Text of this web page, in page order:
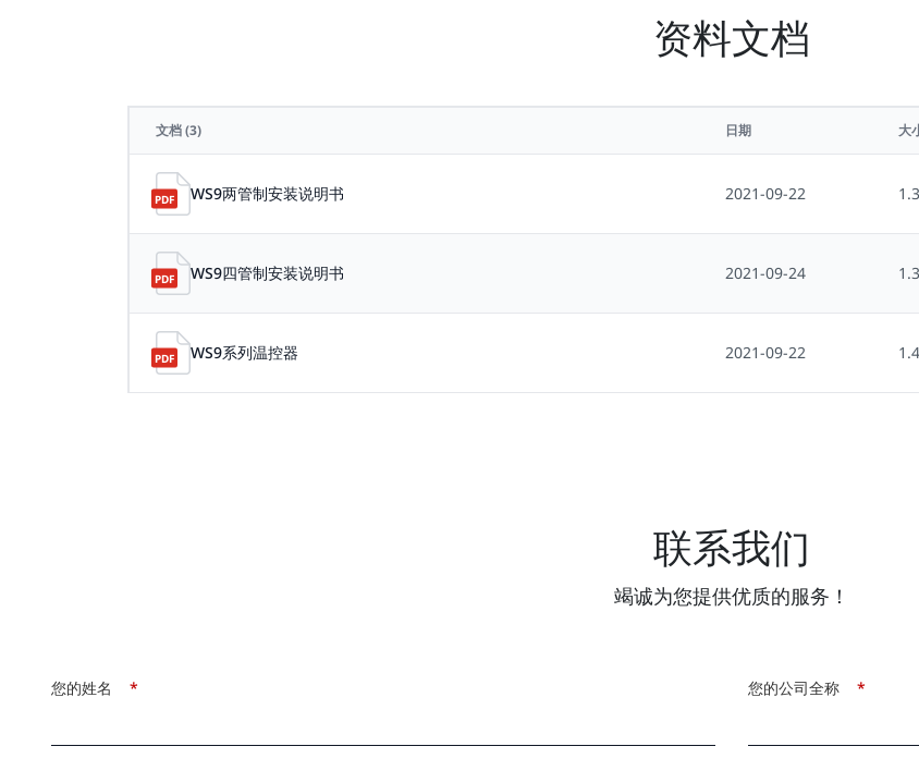
资料文档
文档(3) 日期 大
WS9两管制安装说明书 2021-09-22
WS9四管制安装说明书 2021-09-24
WS9系列温控器 2021-09-22
联系我们
竭诚为您提供优质的服务！
*
您的姓名 *
您的公司全称